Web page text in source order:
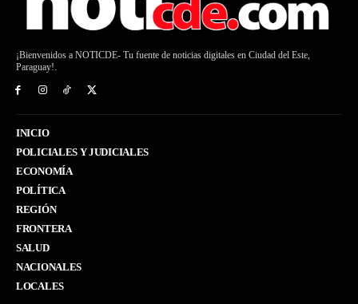
¡Bienvenidos a NOTICDE- Tu fuente de noticias digitales en Ciudad del Este,
Paraguay!.
INICIO
POLICIALES Y JUDICIALES
ECONOMÍA
POLÍTICA
REGIÓN
FRONTERA
SALUD
NACIONALES
LOCALES